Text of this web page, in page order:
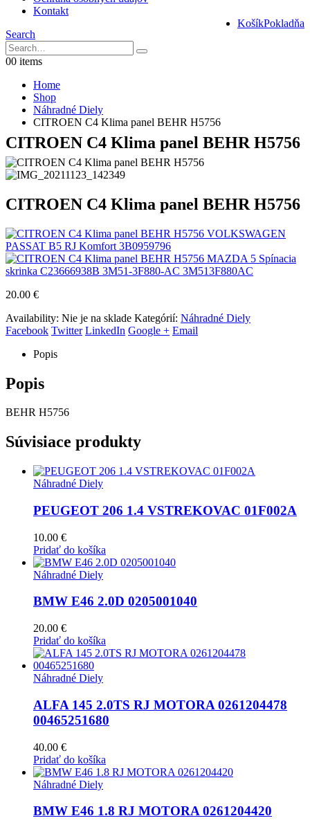
Kontakt
KošíkPokladňa
Search
00 items
Home
Shop
Náhradné Diely
CITROEN C4 Klima panel BEHR H5756
CITROEN C4 Klima panel BEHR H5756
CITROEN C4 Klima panel BEHR H5756
VOLKSWAGEN
PASSAT B5 RJ Komfort 3B0959796
MAZDA 5 Spínacia
skrinka C23666938B 3M51-3F880-AC 3M513F880AC
20.00 €
Availability: Nie je na sklade Kategórií: Náhradné Diely
Facebook Twitter LinkedIn Google + Email
Popis
Popis
BEHR H5756
Súvisiace produkty
Náhradné Diely
PEUGEOT 206 1.4 VSTREKOVAC 01F002A
10.00 €
Pridať do košíka
Náhradné Diely
BMW E46 2.0D 0205001040
20.00 €
Pridať do košíka
Náhradné Diely
ALFA 145 2.0TS RJ MOTORA 0261204478
00465251680
40.00 €
Pridať do košíka
Náhradné Diely
BMW E46 1.8 RJ MOTORA 0261204420